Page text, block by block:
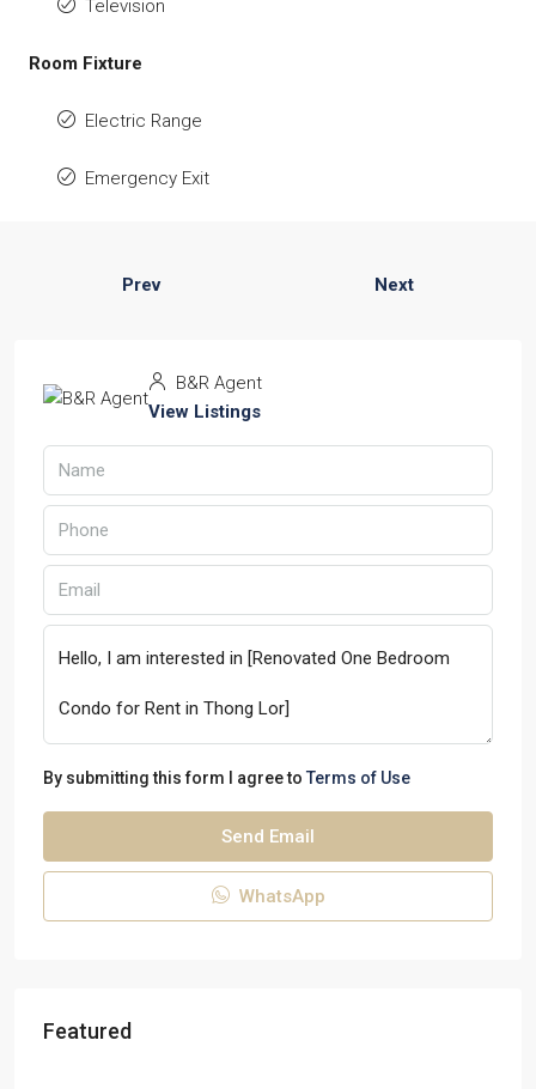
Television
Room Fixture
Electric Range
Emergency Exit
Prev Next
B&R Agent
View Listings
By submitting this form I agree to Terms of Use
Send Email
WhatsApp
Featured